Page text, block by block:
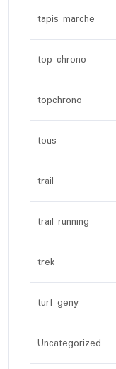
tapis marche
top chrono
topchrono
tous
trail
trail running
trek
turf geny
Uncategorized